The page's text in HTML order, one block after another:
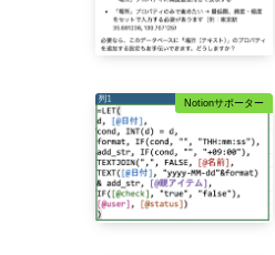
Notionサポーター